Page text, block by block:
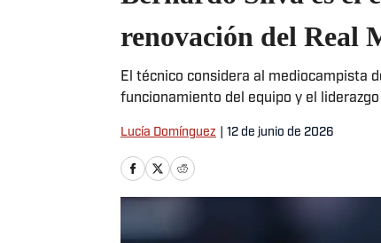
renovación del Real
El técnico considera al mediocampista
funcionamiento del equipo y el
Lucía Domínguez 12 de junio de 2026